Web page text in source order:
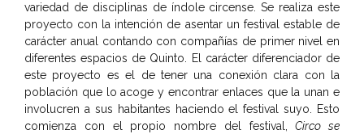
variedad de disciplinas de índole circense. Se realiza este
proyecto con la intención de asentar un festival estable de
carácter anual contando con compañías de primer nivel en
diferentes espacios de Quinto. El carácter diferenciador de
este proyecto es el de tener una conexión clara con la
población que lo acoge y encontrar enlaces que la unan e
involucren a sus habitantes haciendo el festival suyo. Esto
comienza con el propio nombre del festival,Circo se